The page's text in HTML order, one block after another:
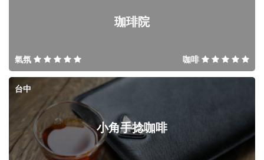
珈琲院
氣氛 咖啡
小角手捻咖啡
台中